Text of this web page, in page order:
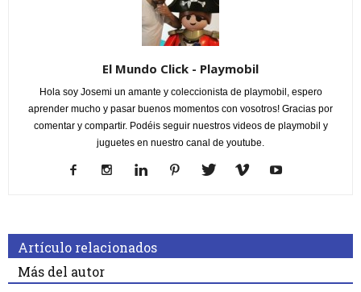
El Mundo Click - Playmobil
Hola soy Josemi un amante y coleccionista de playmobil, espero
aprender mucho y pasar buenos momentos con vosotros! Gracias por
comentar y compartir. Podéis seguir nuestros videos de playmobil y
juguetes en nuestro canal de youtube.
Artículo relacionados
Más del autor